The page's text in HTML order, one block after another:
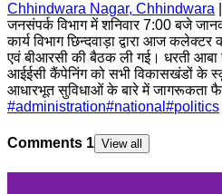
Chhindwara Nagar, Chhindwara
जनसंपर्क विभाग में शनिवार 7:00 बजे
कार्य विभाग छिन्दवाड़ा द्वारा आज
एवं बीआरसी की बैठक ली गई। धरती आबा
आईईसी कैंपेनिंग को सभी विकासखंडों के
आधारभूत सुविधाओं के बारे में जागरूकता
#administration#national #politics
Comments 1 View all